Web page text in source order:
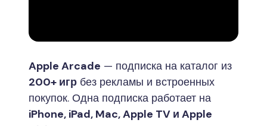
Apple Arcade — подписка на каталог из
200+ игр без рекламы и встроенных
покупок. Одна подписка работает на
iPhone, iPad, Mac, Apple TV и Apple